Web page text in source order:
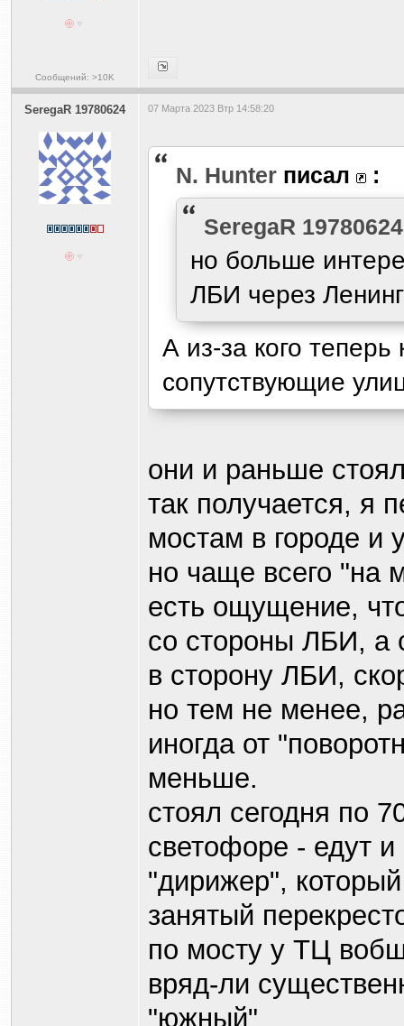
Сообщений: >10K
SeregaR 19780624 07 Марта 2023 Втр 14:58:20
N. Hunter писал :
SeregaR 19780624
но больше
ЛБИ через
А из-за кого
сопутствующие
они и раньше
так получается, я
мостам в городе и
но чаще всего "на
есть ощущение,
со стороны ЛБИ, а
в сторону ЛБИ,
но тем не менее,
иногда от
меньше.
стоял сегодня по
светофоре - едут
"дирижер",
занятый
по мосту у ТЦ
вряд-ли
"южный"